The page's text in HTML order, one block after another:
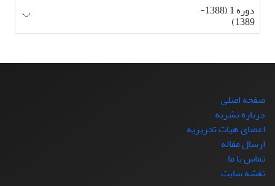
دوره 1 (1388-
1389)
صفحه اصلی
درباره نشریه
اعضای هیات تحریریه
ارسال مقاله
تماس با ما
نقشه سایت